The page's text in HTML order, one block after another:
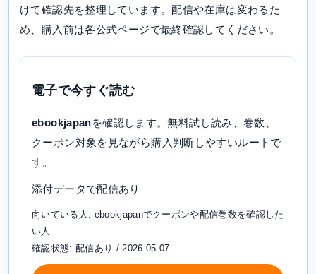
けて確認先を整理しています。配信や在庫は変わるた
め、購入前は各公式ページで最終確認してください。
電子で今すぐ読む
ebookjapanを確認します。無料試し読み、巻数、
クーポン対象を見ながら購入判断しやすいルートで
す。
添付データで配信あり
向いている人: ebookjapanでクーポンや配信巻数を確認した
い人
確認状態: 配信あり / 2026-05-07